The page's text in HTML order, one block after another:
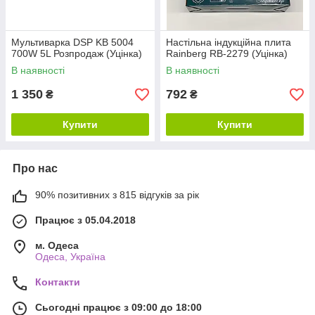
Мультиварка DSP KB 5004
700W 5L Розпродаж (Уцінка)
В наявності
1 350 ₴
Купити
Настільна індукційна плита
Rainberg RB-2279 (Уцінка)
В наявності
792 ₴
Купити
Про нас
90% позитивних з 815 відгуків за рік
Працює з 05.04.2018
м. Одеса
Одеса, Україна
Контакти
Сьогодні працює з 09:00 до 18:00